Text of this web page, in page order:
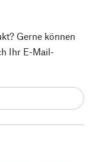
Gerne können
Ihr E-Mail-